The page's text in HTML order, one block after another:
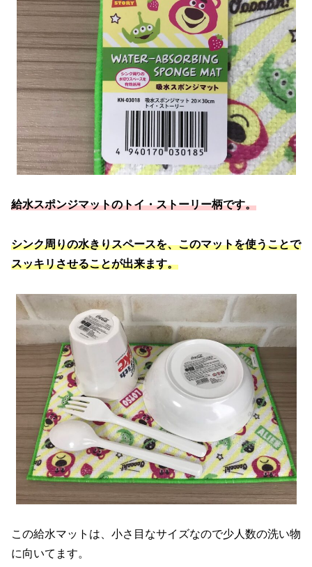
給水スポンジマットのトイ・ストーリー柄です。
シンク周りの水きりスペースを、このマットを使うことで
スッキリさせることが出来ます。
この給水マットは、小さ目なサイズなので少人数の洗い物
に向いてます。